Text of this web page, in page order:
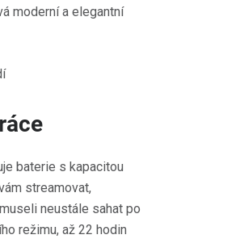
moderní a elegantní
baterie s kapacitou
streamovat,
neustále sahat po
režimu, až 22 hodin